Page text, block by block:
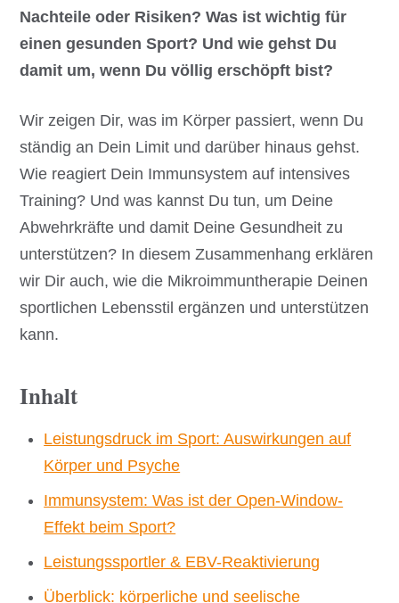
Nachteile oder Risiken? Was ist wichtig für
einen gesunden Sport? Und wie gehst Du
damit um, wenn Du völlig erschöpft bist?
Wir zeigen Dir, was im Körper passiert, wenn Du
ständig an Dein Limit und darüber hinaus gehst.
Wie reagiert Dein Immunsystem auf intensives
Training? Und was kannst Du tun, um Deine
Abwehrkräfte und damit Deine Gesundheit zu
unterstützen? In diesem Zusammenhang erklären
wir Dir auch, wie die Mikroimmuntherapie Deinen
sportlichen Lebensstil ergänzen und unterstützen
kann.
Inhalt
Leistungsdruck im Sport: Auswirkungen auf
Körper und Psyche
Immunsystem: Was ist der Open-Window-
Effekt beim Sport?
Leistungssportler & EBV-Reaktivierung
Überblick: körperliche und seelische